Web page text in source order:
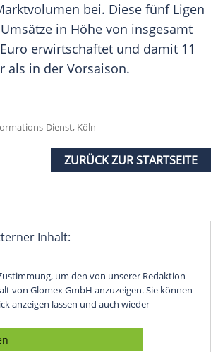
bei. Diese fünf Ligen
in Höhe von insgesamt
erwirtschaftet und damit 11
als in der Vorsaison.
Dienst, Köln
ZURÜCK ZUR STARTSEITE
Inhalt:
um den von unserer Redaktion
von Glomex GmbH anzuzeigen. Sie können
anzeigen lassen und auch wieder